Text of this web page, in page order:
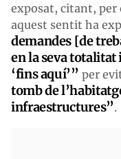
exposat, citant, per
aquest sentit ha
demandes [de
en la seva totalitat
‘fins aquí’” per
tomb de
infraestructures”.